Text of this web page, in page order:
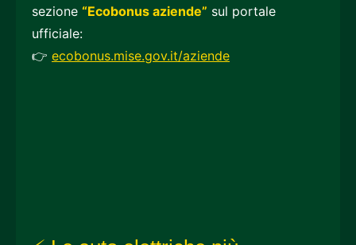
sezione “Ecobonus aziende” sul portale
ufficiale:
👉 ecobonus.mise.gov.it/aziende